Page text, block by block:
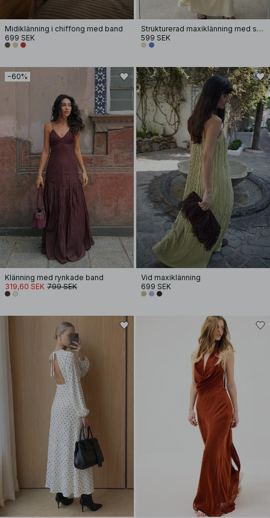
Midiklänning i chiffong med band
699 SEK
Strukturerad maxiklänning med sänkt midja
599 SEK
−60%
Klänning med rynkade band
319,60 SEK 799 SEK
Vid maxiklänning
699 SEK